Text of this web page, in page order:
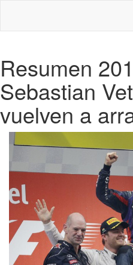
Resumen
Sebastian
vuelven a